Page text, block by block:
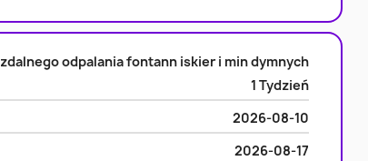
odpalania fontann iskier i min dymnych
1 Tydzień
2026-08-10
2026-08-17